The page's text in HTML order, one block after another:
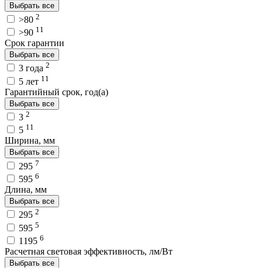
Выбрать все
>80 2
>90 11
Срок гарантии
Выбрать все
3 года 2
5 лет 11
Гарантийный срок, год(а)
Выбрать все
3 2
5 11
Ширина, мм
Выбрать все
295 7
595 6
Длина, мм
Выбрать все
295 2
595 5
1195 6
Расчетная световая эффективность, лм/Вт
Выбрать все